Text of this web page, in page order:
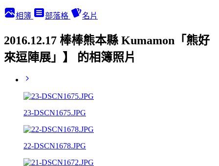
相簿 部落格 名片
2016.12.17 棒棒熊本縣 Kumamon「熊好
來逗陣展」】 的相簿照片
23-DSCN1675.JPG
22-DSCN1678.JPG